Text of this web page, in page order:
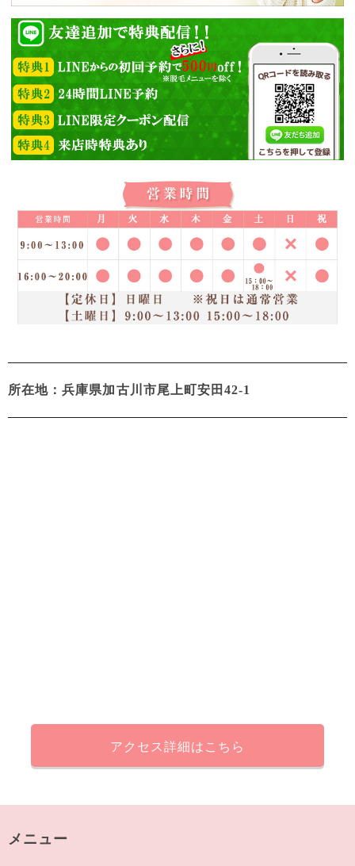
所在地：兵庫県加古川市尾上町安田42-1
アクセス詳細はこちら
メニュー